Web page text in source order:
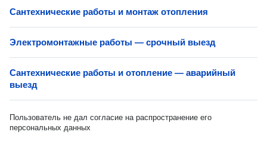
Сантехнические работы и монтаж отопления
Электромонтажные работы — срочный выезд
Сантехнические работы и отопление — аварийный
выезд
Пользователь не дал согласие на распространение его
персональных данных